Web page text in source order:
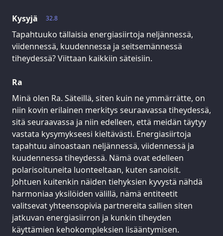
32.8
Kysyjä
Tapahtuuko tällaisia energiasiirtoja neljännessä,
viidennessä, kuudennessa ja seitsemännessä
tiheydessä? Viittaan kaikkiin säteisiin.
Ra
Minä olen Ra. Säteillä, siten kuin ne ymmärrätte, on
niin kovin erilainen merkitys seuraavassa tiheydessä,
sitä seuraavassa ja niin edelleen, että meidän täytyy
vastata kysymykseesi kieltävästi. Energiasiirtoja
tapahtuu ainoastaan neljännessä, viidennessä ja
kuudennessa tiheydessä. Nämä ovat edelleen
polarisoituneita luonteeltaan, kuten sanoisit.
Johtuen kuitenkin näiden tiehyksien kyvystä nähdä
harmoniaa yksilöiden välillä, nämä entiteetit
valitsevat yhteensopivia partnereita sallien siten
jatkuvan energiasiirron ja kunkin tiheyden
käyttämien kehokompleksien lisääntymisen.